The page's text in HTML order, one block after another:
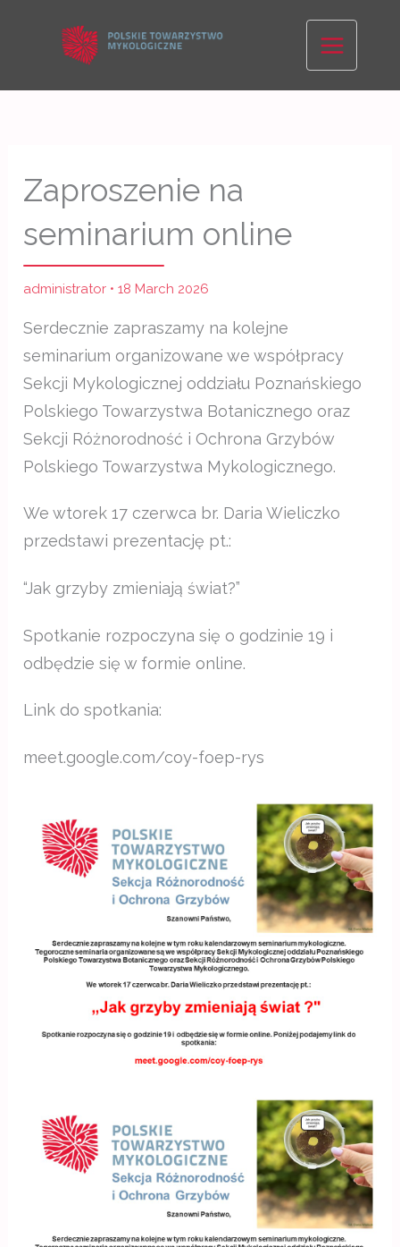
Zaproszenie na
seminarium online
administrator •18 March 2026
Serdecznie zapraszamy na kolejne
seminarium organizowane we współpracy
Sekcji Mykologicznej oddziału Poznańskiego
Polskiego Towarzystwa Botanicznego oraz
Sekcji Różnorodność i Ochrona Grzybów
Polskiego Towarzystwa Mykologicznego.
We wtorek 17 czerwca br. Daria Wieliczko
przedstawi prezentację pt.:
“Jak grzyby zmieniają świat?”
Spotkanie rozpoczyna się o godzinie 19 i
odbędzie się w formie online.
Link do spotkania:
meet.google.com/coy-foep-rys